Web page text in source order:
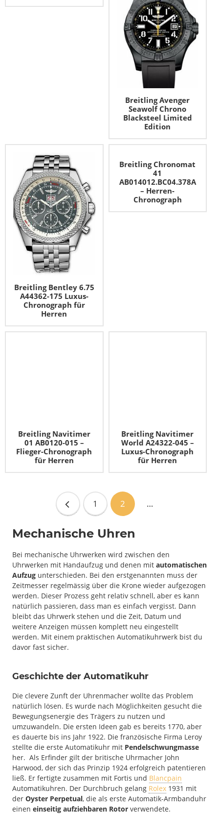
Breitling Avenger
Seawolf Chrono
Blacksteel Limited
Edition
Breitling Bentley 6.75
A44362-175 Luxus-
Chronograph für
Herren
Breitling Chronomat
41
AB014012.BC04.378A
– Herren-
Chronograph
Breitling Navitimer
01 AB0120-015 –
Flieger-Chronograph
für Herren
Breitling Navitimer
World A24322-045 –
Luxus-Chronograph
für Herren
1 2 …
Mechanische Uhren
Bei mechanische Uhrwerken wird zwischen den
Uhrwerken mit Handaufzug und denen mit automatischen
Aufzug unterschieden. Bei den erstgenannten muss der
Zeitmesser regelmässig über die Krone wieder aufgezogen
werden. Dieser Prozess geht relativ schnell, aber es kann
natürlich passieren, dass man es einfach vergisst. Dann
bleibt das Uhrwerk stehen und die Zeit, Datum und
weitere Anzeigen müssen komplett neu eingestellt
werden. Mit einem praktischen Automatikuhrwerk bist du
davor fast sicher.
Geschichte der Automatikuhr
Die clevere Zunft der Uhrenmacher wollte das Problem
natürlich lösen. Es wurde nach Möglichkeiten gesucht die
Bewegungsenergie des Trägers zu nutzen und
umzuwandeln. Die ersten Ideen gab es bereits 1770, aber
es dauerte bis ins Jahr 1922. Die französische Firma Leroy
stellte die erste Automatikuhr mit Pendelschwungmasse
her. Als Erfinder gilt der britische Uhrmacher John
Harwood, der sich das Prinzip 1924 erfolgreich patentieren
ließ. Er fertigte zusammen mit Fortis und Blancpain
Automatikuhren. Der Durchbruch gelang Rolex 1931 mit
der Oyster Perpetual, die als erste Automatik-Armbanduhr
einen einseitig aufziehbaren Rotor verwendete.